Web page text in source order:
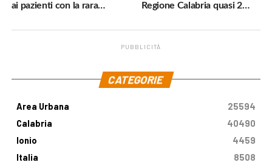
ai pazienti con la rara
Regione Calabria quasi 2
PUBBLICITÀ
CATEGORIE
Area Urbana
25594
Calabria
40490
Ionio
4459
Italia
8508